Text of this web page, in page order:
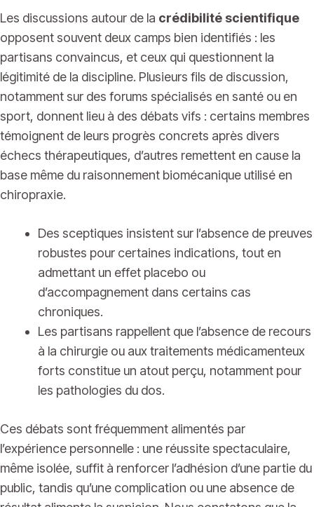
Les discussions autour de la crédibilité scientifique
opposent souvent deux camps bien identifiés : les
partisans convaincus, et ceux qui questionnent la
légitimité de la discipline. Plusieurs fils de discussion,
notamment sur des forums spécialisés en santé ou en
sport, donnent lieu à des débats vifs : certains membres
témoignent de leurs progrès concrets après divers
échecs thérapeutiques, d’autres remettent en cause la
base même du raisonnement biomécanique utilisé en
chiropraxie.
Des sceptiques insistent sur l’absence de preuves
robustes pour certaines indications, tout en
admettant un effet placebo ou
d’accompagnement dans certains cas
chroniques.
Les partisans rappellent que l’absence de recours
à la chirurgie ou aux traitements médicamenteux
forts constitue un atout perçu, notamment pour
les pathologies du dos.
Ces débats sont fréquemment alimentés par
l’expérience personnelle : une réussite spectaculaire,
même isolée, suffit à renforcer l’adhésion d’une partie du
public, tandis qu’une complication ou une absence de